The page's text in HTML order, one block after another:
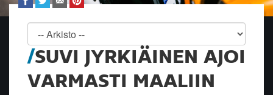
SUVI JYRKIÄINEN AJOI
VARMASTI MAALIIN